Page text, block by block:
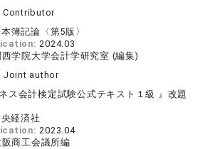
Contributor
簿記論〈第5版〉
2024.03
西学院大学会計学研究室 (編集)
Joint author
ネス会計検定試験公式テキスト１級 』改題
経済社
2023.04
阪商工会議所編